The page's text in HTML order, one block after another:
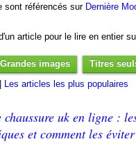
sont référencés sur Dernière
article pour le lire en entier
Grandes images
Titres
Les articles les plus populaires
chaussure uk en ligne :
et comment les éviter